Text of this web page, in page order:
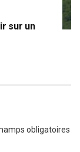
sur un
obligatoires